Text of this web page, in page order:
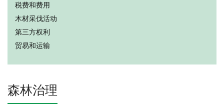
税费和费用
木材采伐活动
第三方权利
贸易和运输
森林治理